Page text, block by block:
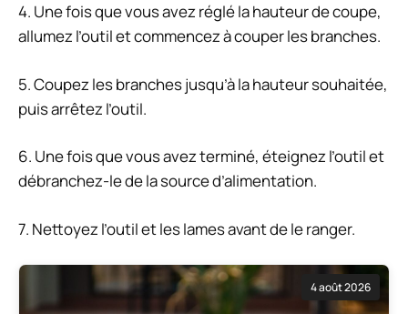
4. Une fois que vous avez réglé la hauteur de coupe,
allumez l’outil et commencez à couper les branches.
5. Coupez les branches jusqu’à la hauteur souhaitée,
puis arrêtez l’outil.
6. Une fois que vous avez terminé, éteignez l’outil et
débranchez-le de la source d’alimentation.
7. Nettoyez l’outil et les lames avant de le ranger.
4 août 2026